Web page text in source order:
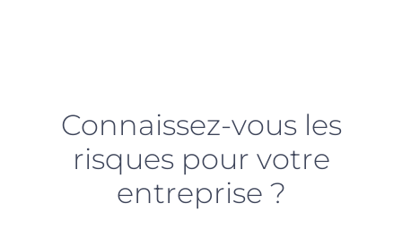
Connaissez-vous les
risques pour votre
entreprise ?